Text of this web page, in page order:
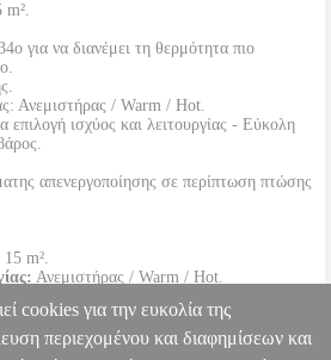
m².
για να διανέμει τη θερμότητα πιο
Ανεμιστήρας / Warm / Hot.
επιλογή ισχύος και λειτουργίας - Εύκολη
απενεργοποίησης σε περίπτωση πτώσης
15 m².
Ανεμιστήρας / Warm / Hot.
ημερών
cookies για την ευκολία της
περιεχομένου και διαφημίσεων και